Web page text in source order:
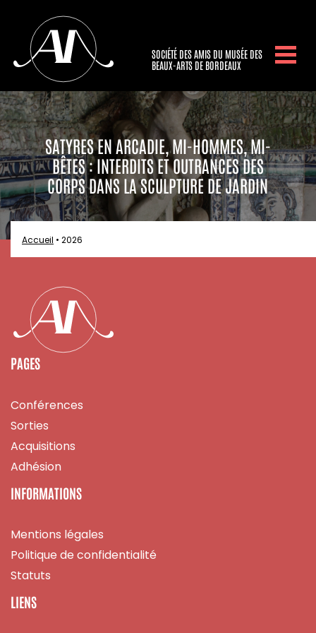
SOCIÉTÉ DES AMIS DU MUSÉE DES
BEAUX-ARTS DE BORDEAUX
SATYRES EN ARCADIE, MI-HOMMES, MI-
BÊTES : INTERDITS ET OUTRANCES DES
CORPS DANS LA SCULPTURE DE JARDIN
Accueil • 2026
PAGES
Conférences
Sorties
Acquisitions
Adhésion
INFORMATIONS
Mentions légales
Politique de confidentialité
Statuts
LIENS